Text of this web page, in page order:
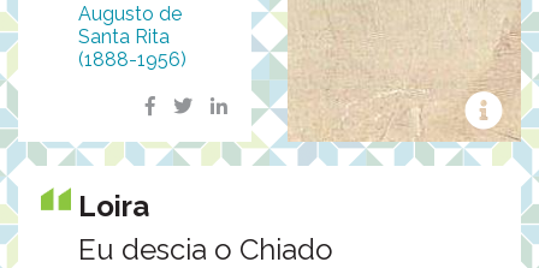
Augusto de
Santa Rita
(1888-1956)
Loira
Eu descia o Chiado